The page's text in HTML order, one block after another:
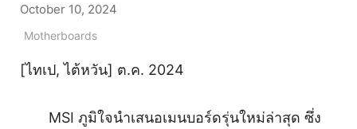
October 10, 2024
Motherboards
[ไทเป, ไต้หวัน] ต.ค. 2024
MSI ภูมิใจนำเสนอเมนบอร์ดรุ่นใหม่ล่าสุด ซึ่ง